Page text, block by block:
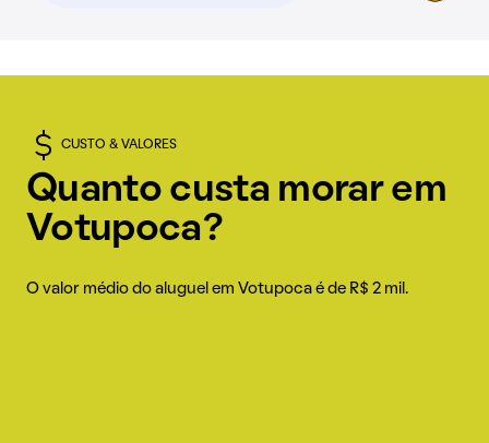
CUSTO & VALORES
Quanto custa morar em
Votupoca?
O valor médio do aluguel em Votupoca é de R$ 2 mil.